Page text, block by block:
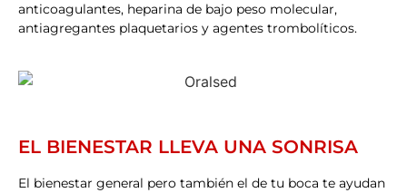
anticoagulantes, heparina de bajo peso molecular,
antiagregantes plaquetarios y agentes trombolíticos.
EL BIENESTAR LLEVA UNA SONRISA
El bienestar general pero también el de tu boca te ayudan